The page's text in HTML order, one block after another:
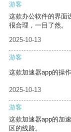
游客
这款办公软件的界面
很合理，一目了然。
2025-10-13
游客
这款加速器app的操
2025-10-13
游客
这款加速器app的加
区的线路。